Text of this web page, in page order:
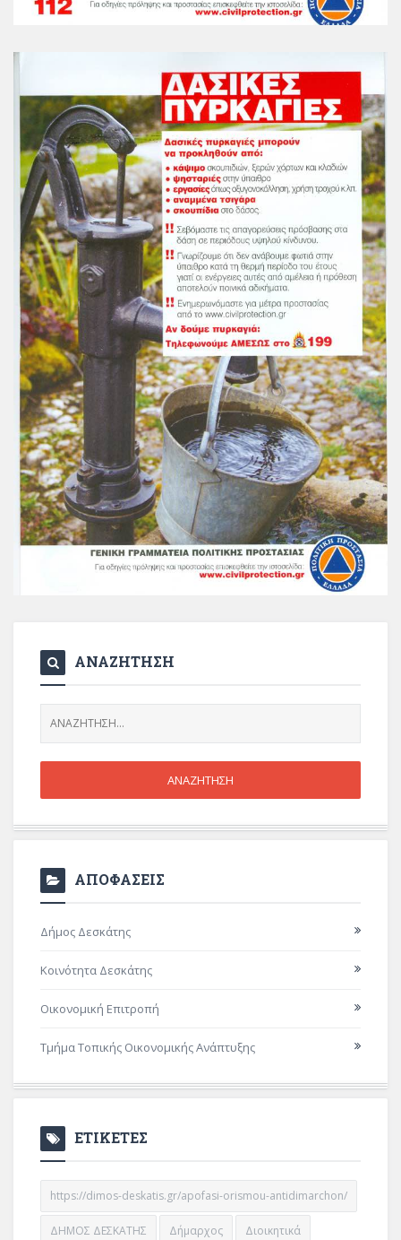
ΑΝΑΖΗΤΗΣΗ
ΑΠΟΦΑΣΕΙΣ
Δήμος Δεσκάτης
Κοινότητα Δεσκάτης
Οικονομική Επιτροπή
Τμήμα Τοπικής Οικονομικής Ανάπτυξης
ΕΤΙΚΕΤΕΣ
https://dimos-deskatis.gr/apofasi-orismou-antidimarchon/
ΔΗΜΟΣ ΔΕΣΚΑΤΗΣ Δήμαρχος Διοικητικά